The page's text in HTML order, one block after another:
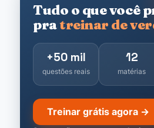
Tudo o que você
pratreinar de
+50 mil
questões reais
12
matérias
Treinar grátis agora →